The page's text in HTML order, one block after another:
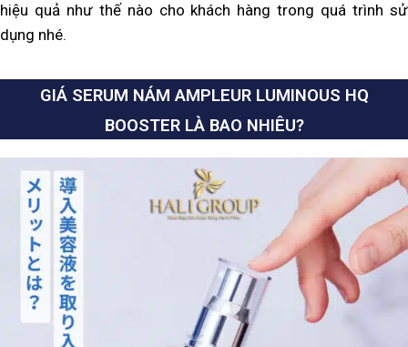
hiệu quả như thế nào cho khách hàng trong quá trình sử
dụng nhé.
GIÁ SERUM NÁM AMPLEUR LUMINOUS HQ
BOOSTER LÀ BAO NHIÊU?